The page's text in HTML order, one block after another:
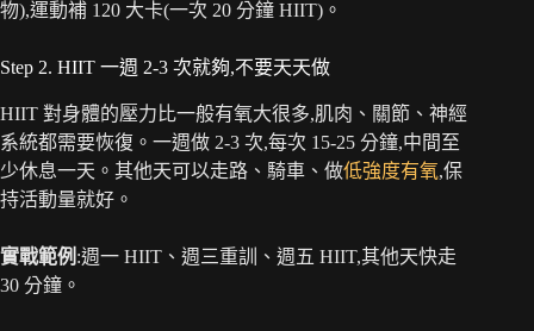
物),運動補 120 大卡(一次 20 分鐘 HIIT)。
Step 2. HIIT 一週 2-3 次就夠,不要天天做
HIIT 對身體的壓力比一般有氧大很多,肌肉、關節、神經
系統都需要恢復。一週做 2-3 次,每次 15-25 分鐘,中間至
少休息一天。其他天可以走路、騎車、做低強度有氧,保
持活動量就好。
實戰範例 :週一 HIIT、週三重訓、週五 HIIT,其他天快走
30 分鐘。